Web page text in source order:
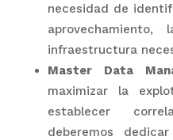
necesidad de
infraestructura
Master Data
maximizar la
establecer
deberemos